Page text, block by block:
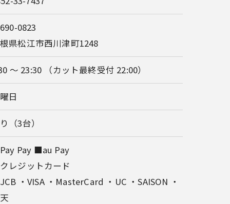
0823
県松江市西川津町1248
〜 23:30 （カット最終受付 22:00）
日
（3台）
Pay ■au Pay
レジットカード
・VISA ・MasterCard ・UC ・SAISON ・